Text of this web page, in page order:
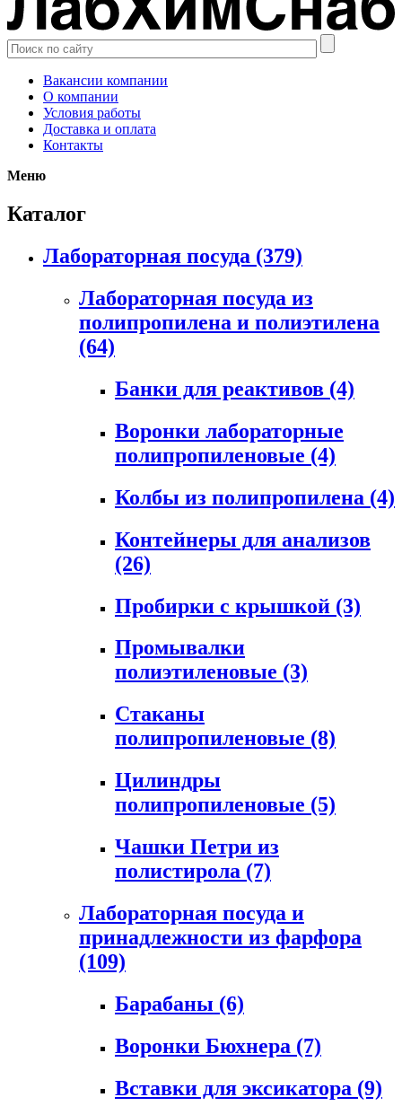
Вакансии компании
О компании
Условия работы
Доставка и оплата
Контакты
Меню
Каталог
Лабораторная посуда (379)
Лабораторная посуда из
полипропилена и полиэтилена
(64)
Банки для реактивов (4)
Воронки лабораторные
полипропиленовые (4)
Колбы из полипропилена (4)
Контейнеры для анализов
(26)
Пробирки с крышкой (3)
Промывалки
полиэтиленовые (3)
Стаканы
полипропиленовые (8)
Цилиндры
полипропиленовые (5)
Чашки Петри из
полистирола (7)
Лабораторная посуда и
принадлежности из фарфора
(109)
Барабаны (6)
Воронки Бюхнера (7)
Вставки для эксикатора (9)